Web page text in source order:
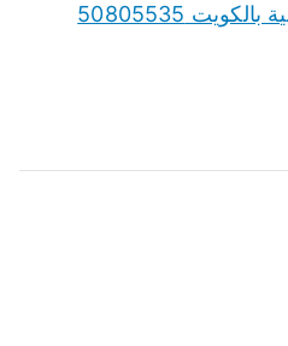
قطع غيار بايك BAIC الأصلية بالكويت 50805535